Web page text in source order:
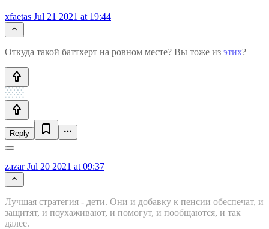
xfaetas Jul 21 2021 at 19:44
Откуда такой баттхерт на ровном месте? Вы тоже из этих?
Reply
zazarJul 20 2021 at 09:37
Лучшая стратегия - дети. Они и добавку к пенсии обеспечат, и
защитят, и поухаживают, и помогут, и пообщаются, и так
далее.